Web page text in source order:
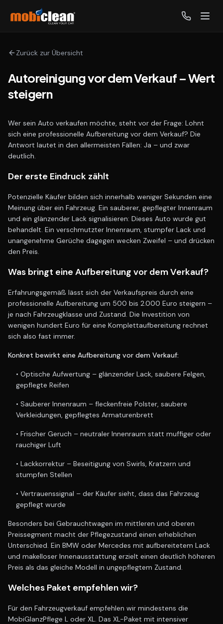
Zurück zur Übersicht
Autoreinigung vor dem Verkauf – Wert
steigern
Wer sein Auto verkaufen möchte, steht vor der Frage: Lohnt
sich eine professionelle Aufbereitung vor dem Verkauf? Die
Antwort lautet in den allermeisten Fällen: Ja – und zwar
deutlich.
Der erste Eindruck zählt
Potenzielle Käufer bilden sich innerhalb weniger Sekunden eine
Meinung über ein Fahrzeug. Ein sauberer, gepflegter Innenraum
und ein glänzender Lack signalisieren: Dieses Auto wurde gut
behandelt. Ein verschmutzter Innenraum, stumpfer Lack und
unangenehme Gerüche dagegen wecken Zweifel – und drücken
den Preis.
Was bringt eine Aufbereitung vor dem Verkauf?
Erfahrungsgemäß lässt sich der Verkaufspreis durch eine
professionelle Aufbereitung um 500 bis 2.000 Euro steigern –
je nach Fahrzeugklasse und Zustand. Die Investition von
wenigen hundert Euro für eine Komplettaufbereitung rechnet
sich also fast immer.
Konkret bewirkt eine Aufbereitung vor dem Verkauf:
• Optische Aufwertung – glänzender Lack, saubere Felgen,
gepflegte Reifen
• Sauberer Innenraum – fleckenfreie Polster, saubere
Verkleidungen, gepflegtes Armaturenbrett
• Frischer Geruch – neutraler Innenraum statt muffiger oder
rauchiger Luft
• Lackkorrektur – Beseitigung von Swirls, Kratzern und
stumpfen Stellen
• Vertrauenssignal – der Käufer sieht, dass das Fahrzeug
gepflegt wurde
Besonders bei Gebrauchtwagen im mittleren und oberen
Preissegment macht der Pflegezustand einen erheblichen
Unterschied. Ein BMW oder Mercedes mit aufbereitetem Lack
und makelloser Innenausstattung erzielt einen deutlich höheren
Preis als das gleiche Modell in ungepflegtem Zustand.
Welches Paket empfehlen wir?
Für den Fahrzeugverkauf empfehlen wir mindestens die
MobiGlanzPflege L oder XL. Das XL-Paket mit intensiver